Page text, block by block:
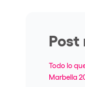
Post
Todo lo
Marbella